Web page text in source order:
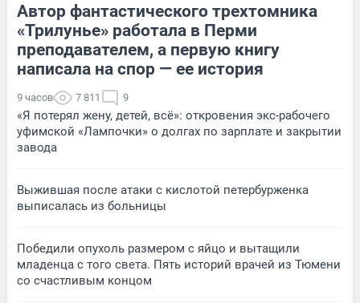
Автор фантастического трехтомника
«Трилунье» работала в Перми
преподавателем, а первую книгу
написала на спор — ее история
9 часов 7 811 9
«Я потерял жену, детей, всё»: откровения экс-рабочего
уфимской «Лампочки» о долгах по зарплате и закрытии
завода
Выжившая после атаки с кислотой петербурженка
выписалась из больницы
Победили опухоль размером с яйцо и вытащили
младенца с того света. Пять историй врачей из Тюмени
со счастливым концом